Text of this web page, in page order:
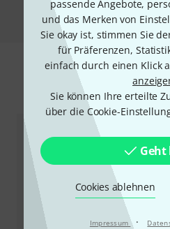
passende Angebote,
und das Merken von
Sie okay ist, stimmen Sie
für Präferenzen,
einfach durch einen Klick
Sie können Ihre erteilte
über die Cookie-
Cookies ablehnen
Impressum ·
Zubehör &